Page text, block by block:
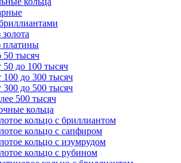
платины
50 тысяч
50 до 100 тысяч
100 до 300 тысяч
300 до 500 тысяч
500 тысяч
кольца
кольцо с бриллиантом
кольцо с сапфиром
кольцо с изумрудом
кольцо с рубином